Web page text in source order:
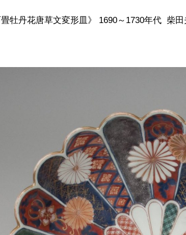
畳牡丹花唐草文変形皿》 1690～1730年代 柴